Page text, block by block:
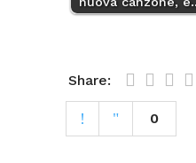
Share:
0